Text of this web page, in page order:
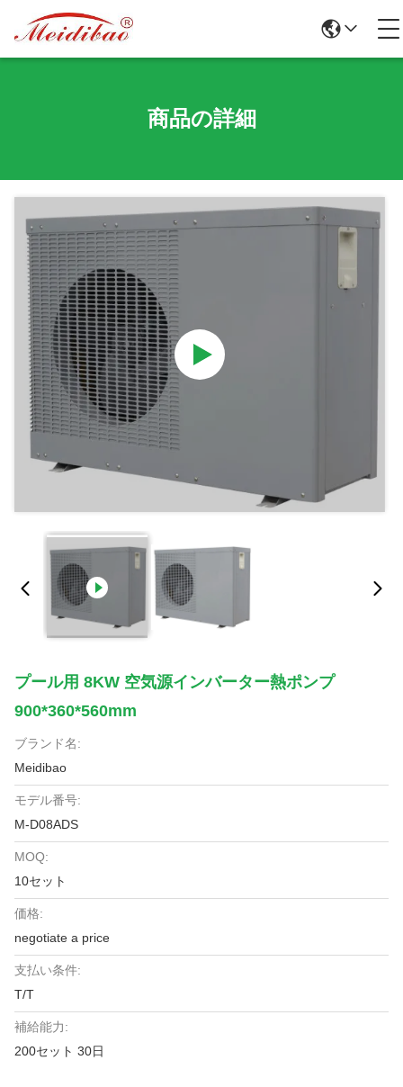
商品の詳細
プール用 8KW 空気源インバーター熱ポンプ
900*360*560mm
ブランド名:
Meidibao
モデル番号:
M-D08ADS
MOQ:
10セット
価格:
negotiate a price
支払い条件:
T/T
補給能力:
200セット 30日